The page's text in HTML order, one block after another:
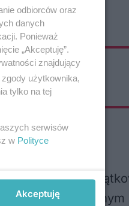
się
niż w
odbiorców oraz
danych
Ponieważ
„Akceptuję”.
znajdujący
użytkownika,
tylko na tej
serwisów
w Polityce
Akceptuję